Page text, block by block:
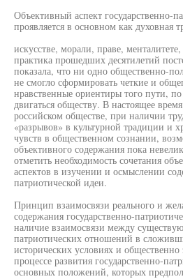
Объективный аспект государственно-
проявляется в основном как духовная
искусстве, морали, праве,
практика прошедших десятилетий
показала, что ни одно общественно-
не смогло сформировать четкие и
нравственные ориентиры того пути, по
двигаться обществу. В настоящее
российском обществе, при наличии
«разрывов» в культурной традиции и
чувств в общественном сознании,
объективного содержания пока
отметить необходимость сочетания
аспектов в изучении и осмыслении
патриотической идеи.
Принцип взаимосвязи реального и
содержания государственно-
наличие взаимосвязи между
патриотических отношений в
исторических условиях и
процессе развития государственно-
основных положений, которых